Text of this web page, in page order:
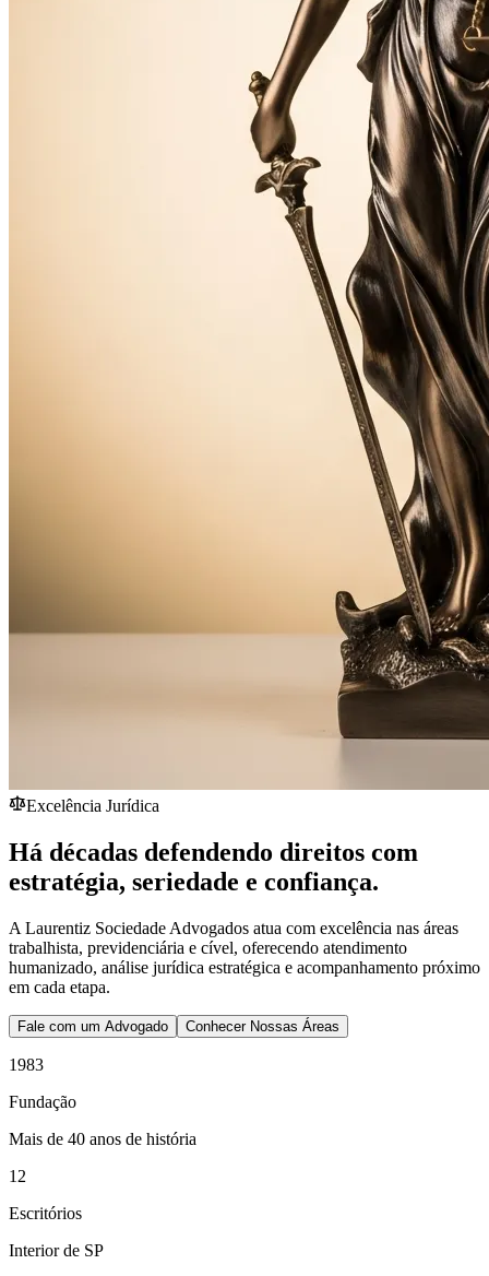
Excelência Jurídica
Há décadas defendendo direitos com
estratégia, seriedade e confiança.
A Laurentiz Sociedade Advogados atua com excelência nas áreas
trabalhista, previdenciária e cível, oferecendo atendimento
humanizado, análise jurídica estratégica e acompanhamento próximo
em cada etapa.
Fale com um Advogado Conhecer Nossas Áreas
1983
Fundação
Mais de 40 anos de história
12
Escritórios
Interior de SP